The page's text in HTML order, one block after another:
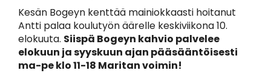
Kesän Bogeyn kenttää mainiokkaasti hoitanut
Antti palaa koulutyön äärelle keskiviikona 10.
elokuuta. Siispä Bogeyn kahvio palvelee
elokuun ja syyskuun ajan pääsääntöisesti
ma-pe klo 11-18 Maritan voimin!